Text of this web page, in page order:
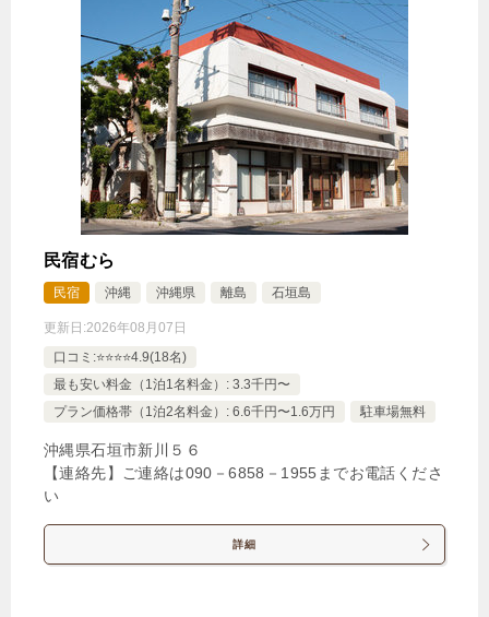
禁煙ルーム
２名様簡易個室 BOXタイプ２段ベット
1泊
大人1名 合計（税込）
3,000円
ダイバーさん空港送迎付きプラン！２名様個室 1名
様でもご利用頂けます。
その他 🍴食事なし IN 15:00- OUT-13:00
民宿むら
民宿 沖縄 沖縄県 離島 石垣島
更新日:2026年08月07日
口コミ:⭐️⭐️⭐️⭐️4.9(18名)
最も安い料金（1泊1名料金）: 3.3千円〜
プラン価格帯（1泊2名料金）: 6.6千円〜1.6万円
駐車場無料
沖縄県石垣市新川５６
【連絡先】ご連絡は090－6858－1955までお電話くださ
い
詳細